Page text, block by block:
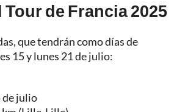
Tour de Francia 2025
que tendrán como días de
15 y lunes 21 de julio:
de julio